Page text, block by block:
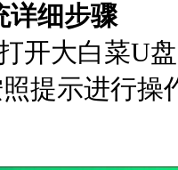
详细步骤
开大白菜U
提示进行操